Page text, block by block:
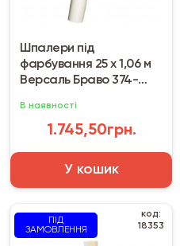
Шпалери під
фарбування 25 х 1,06 м
Версаль Браво 374-
В наявності
1.745,50грн.
У кошик
ПІД
ЗАМОВЛЕННЯ
код:
18353